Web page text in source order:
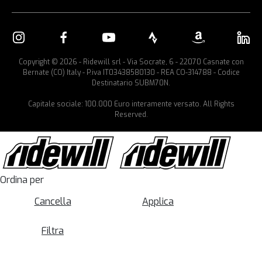
Copyright © 2026 - Ridewill srl - Via Socrate, 6 - 22070 Casnate con
Bernate (CO) Italy - P.iva IT03438580130 - REA CO-314788 - Codice
Destinatario SUBM70N.
Capitale sociale: 100.000 Euro interamente versato. All Rights
Reserved.
Ordina per
Cancella
Applica
Filtra